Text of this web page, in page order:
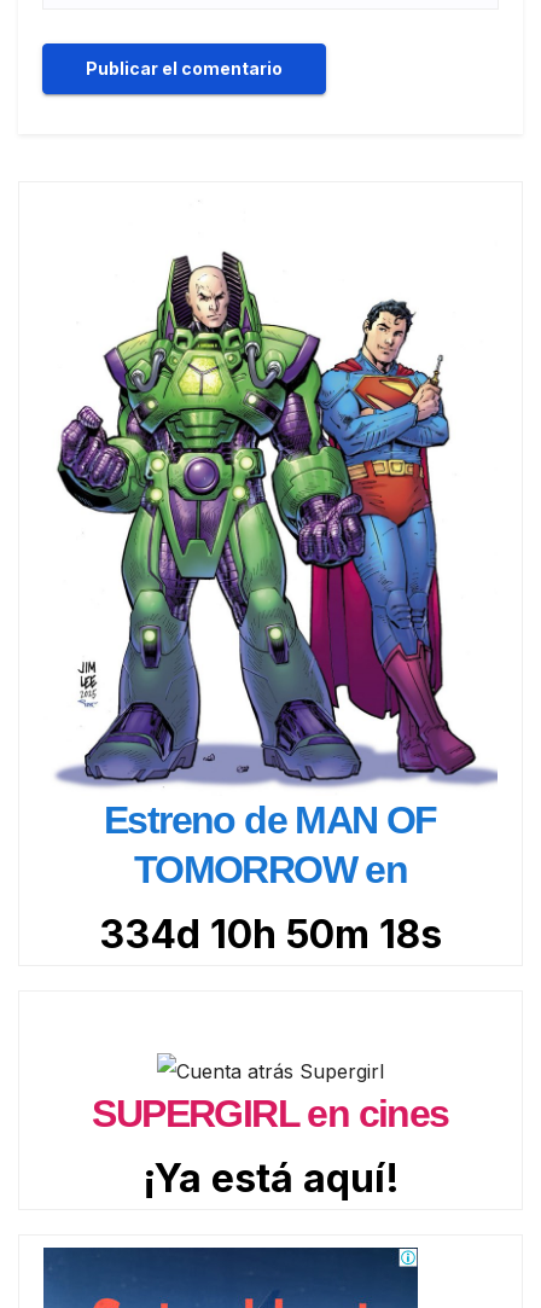
Estreno de MAN OF
TOMORROW en
334d 10h 50m 17s
SUPERGIRL en cines
¡Ya está aquí!